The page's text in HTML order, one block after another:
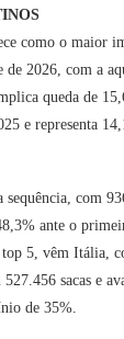
como o maior
2026, com a
queda de
e representa
sequência, com
ante o
5, vêm Itália,
sacas e
de 35%.